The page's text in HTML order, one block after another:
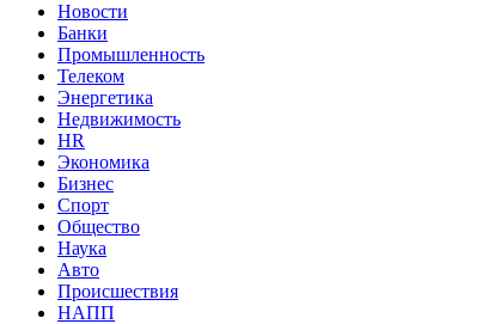
Новости
Банки
Промышленность
Телеком
Энергетика
Недвижимость
HR
Экономика
Бизнес
Спорт
Общество
Наука
Авто
Происшествия
НАПП